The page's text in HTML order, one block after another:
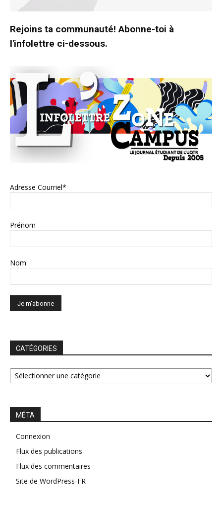
Rejoins ta communauté! Abonne-toi à
l'infolettre ci-dessous.
Adresse Courriel*
Prénom
Nom
CATÉGORIES
CATÉGORIES
MÉTA
Connexion
Flux des publications
Flux des commentaires
Site de WordPress-FR